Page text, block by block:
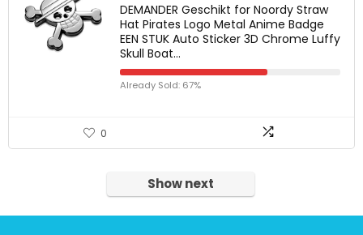
DEMANDER Geschikt for Noordy Straw
Hat Pirates Logo Metal Anime Badge
EEN STUK Auto Sticker 3D Chrome Luffy
Skull Boat…
Already Sold: 67%
0
Show next